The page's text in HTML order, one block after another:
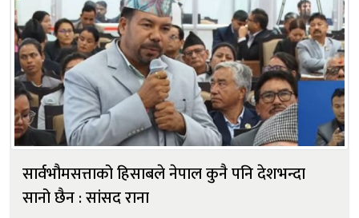
सार्वभौमसत्ताको हिसाबले नेपाल कुनै पनि देशभन्दा
सानो छैन : सांसद राना